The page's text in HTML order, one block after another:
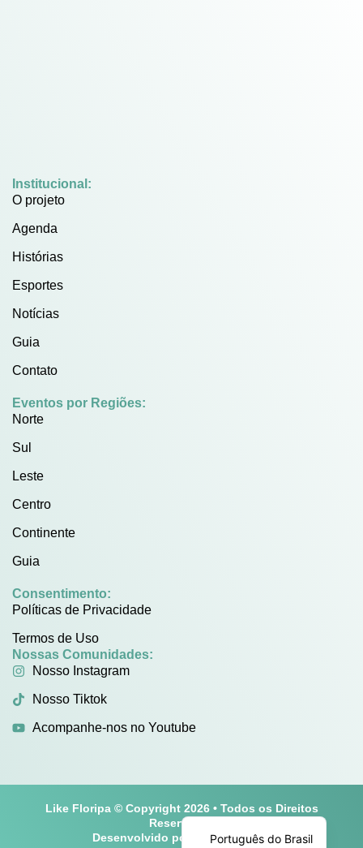
Institucional:
O projeto
Agenda
Histórias
Esportes
Notícias
Guia
Contato
Eventos por Regiões:
Norte
Sul
Leste
Centro
Continente
Guia
Consentimento:
Políticas de Privacidade
Termos de Uso
Nossas Comunidades:
Nosso Instagram
Nosso Tiktok
Acompanhe-nos no Youtube
Like Floripa © Copyright 2026 • Todos os Direitos
Reservados
Desenvolvido por
Play One Cine
Português do Brasil
English